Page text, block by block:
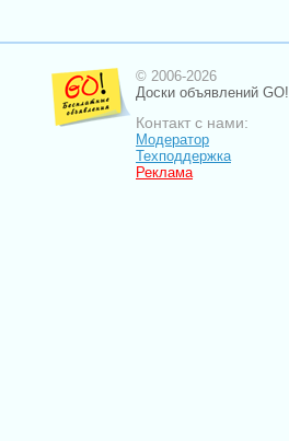
© 2006-2026
Доски объявлений GO!
Контакт с нами:
Модератор
Техподдержка
Реклама